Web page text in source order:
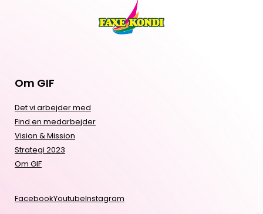
Om GIF
Det vi arbejder med
Find en medarbejder
Vision & Mission
Strategi 2023
Om GIF
FacebookYoutubeInstagram